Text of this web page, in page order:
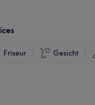
Friseur Gesicht